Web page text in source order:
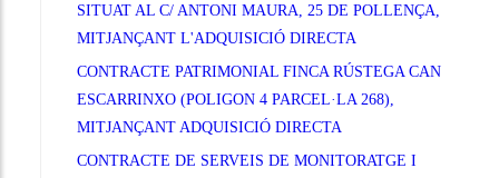
SITUAT AL C/ ANTONI MAURA, 25 DE POLLENÇA,
MITJANÇANT L'ADQUISICIÓ DIRECTA
CONTRACTE PATRIMONIAL FINCA RÚSTEGA CAN
ESCARRINXO (POLIGON 4 PARCEL·LA 268),
MITJANÇANT ADQUISICIÓ DIRECTA
CONTRACTE DE SERVEIS DE MONITORATGE I